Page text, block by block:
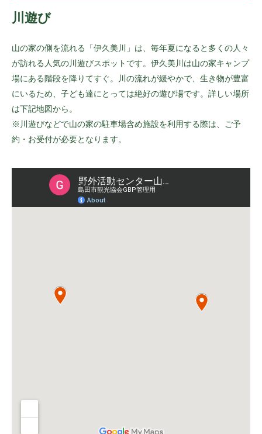
川遊び
山の家の側を流れる「伊久美川」は、毎年夏になると多くの人々
が訪れる人気の川遊びスポットです。伊久美川は山の家キャンプ
場にある階段を降りてすぐ。川の流れが緩やかで、生き物が豊富
にいるため、子ども達にとっては絶好の遊び場です。詳しい場所
は下記地図から。
※川遊びなどで山の家の駐車場含め施設を利用する際は、ご予
約・お受付が必要となります。